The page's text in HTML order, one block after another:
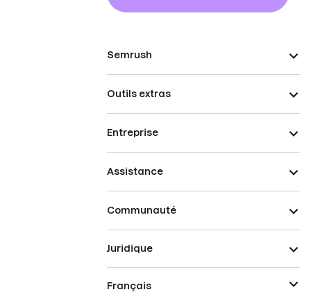
Semrush
Outils extras
Entreprise
Assistance
Communauté
Juridique
Français